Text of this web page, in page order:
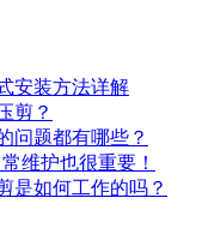
安装方法详解
剪？
问题都有哪些？
维护也很重要！
是如何工作的吗？